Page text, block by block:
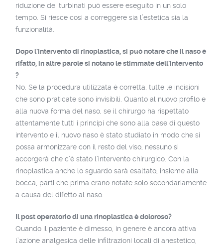
riduzione dei turbinati può essere eseguito in un solo
tempo. Si riesce così a correggere sia l’estetica sia la
funzionalità.
Dopo l’intervento di rinoplastica, si può notare che il naso è
rifatto, in altre parole si notano le stimmate dell’intervento
?
No. Se la procedura utilizzata è corretta, tutte le incisioni
che sono praticate sono invisibili. Quanto al nuovo profilo e
alla nuova forma del naso, se il chirurgo ha rispettato
attentamente tutti i principi che sono alla base di questo
intervento e il nuovo naso è stato studiato in modo che si
possa armonizzare con il resto del viso, nessuno si
accorgerà che c’è stato l’intervento chirurgico. Con la
rinoplastica anche lo sguardo sarà esaltato, insieme alla
bocca, parti che prima erano notate solo secondariamente
a causa del difetto al naso.
Il post operatorio di una rinoplastica è doloroso?
Quando il paziente è dimesso, in genere è ancora attiva
l’azione analgesica delle infiltrazioni locali di anestetico,